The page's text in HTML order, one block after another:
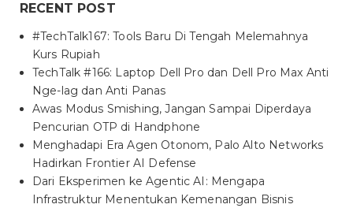
RECENT POST
#TechTalk167: Tools Baru Di Tengah Melemahnya
Kurs Rupiah
TechTalk #166: Laptop Dell Pro dan Dell Pro Max Anti
Nge-lag dan Anti Panas
Awas Modus Smishing, Jangan Sampai Diperdaya
Pencurian OTP di Handphone
Menghadapi Era Agen Otonom, Palo Alto Networks
Hadirkan Frontier AI Defense
Dari Eksperimen ke Agentic AI: Mengapa
Infrastruktur Menentukan Kemenangan Bisnis